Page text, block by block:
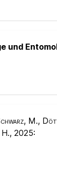
und
M.,
, 2025: